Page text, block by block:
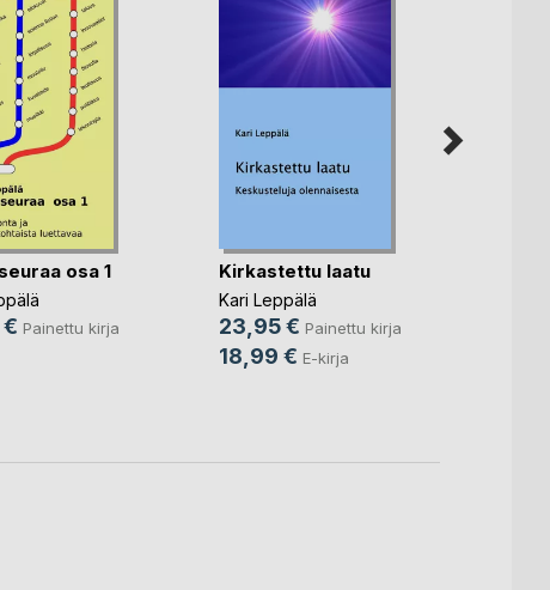
osa 1
€ Painettu kirja
Kirkastettu laatu
Kari Leppälä
23,95 € Painettu kirja
18,99 € E-kirja